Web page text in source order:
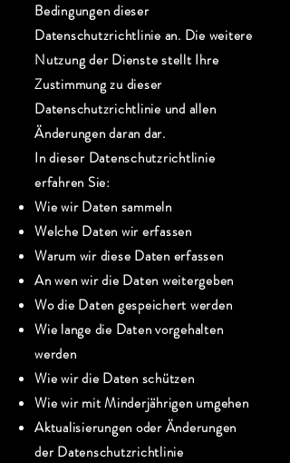
Bedingungen dieser
Datenschutzrichtlinie an. Die weitere
Nutzung der Dienste stellt Ihre
Zustimmung zu dieser
Datenschutzrichtlinie und allen
Änderungen daran dar.
In dieser Datenschutzrichtlinie
erfahren Sie:
Wie wir Daten sammeln
Welche Daten wir erfassen
Warum wir diese Daten erfassen
An wen wir die Daten weitergeben
Wo die Daten gespeichert werden
Wie lange die Daten vorgehalten
werden
Wie wir die Daten schützen
Wie wir mit Minderjährigen umgehen
Aktualisierungen oder Änderungen
der Datenschutzrichtlinie